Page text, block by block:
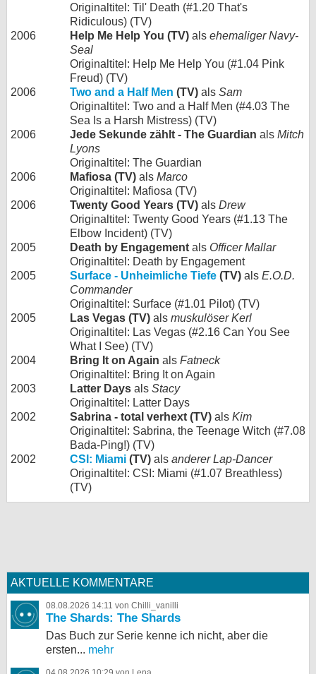
Originaltitel: Til' Death (#1.20 That's
Ridiculous) (TV)
2006
Help Me Help You (TV) als ehemaliger Navy-
Seal
Originaltitel: Help Me Help You (#1.04 Pink
Freud) (TV)
2006
Two and a Half Men (TV) als Sam
Originaltitel: Two and a Half Men (#4.03 The
Sea Is a Harsh Mistress) (TV)
2006
Jede Sekunde zählt - The Guardian als Mitch
Lyons
Originaltitel: The Guardian
2006
Mafiosa (TV) als Marco
Originaltitel: Mafiosa (TV)
2006
Twenty Good Years (TV) als Drew
Originaltitel: Twenty Good Years (#1.13 The
Elbow Incident) (TV)
2005
Death by Engagement als Officer Mallar
Originaltitel: Death by Engagement
2005
Surface - Unheimliche Tiefe (TV) als E.O.D.
Commander
Originaltitel: Surface (#1.01 Pilot) (TV)
2005
Las Vegas (TV) als muskulöser Kerl
Originaltitel: Las Vegas (#2.16 Can You See
What I See) (TV)
2004
Bring It on Again als Fatneck
Originaltitel: Bring It on Again
2003
Latter Days als Stacy
Originaltitel: Latter Days
2002
Sabrina - total verhext (TV) als Kim
Originaltitel: Sabrina, the Teenage Witch (#7.08
Bada-Ping!) (TV)
2002
CSI: Miami (TV) als anderer Lap-Dancer
Originaltitel: CSI: Miami (#1.07 Breathless)
(TV)
AKTUELLE KOMMENTARE
08.08.2026 14:11 von Chilli_vanilli
The Shards: The Shards
Das Buch zur Serie kenne ich nicht, aber die
ersten... mehr